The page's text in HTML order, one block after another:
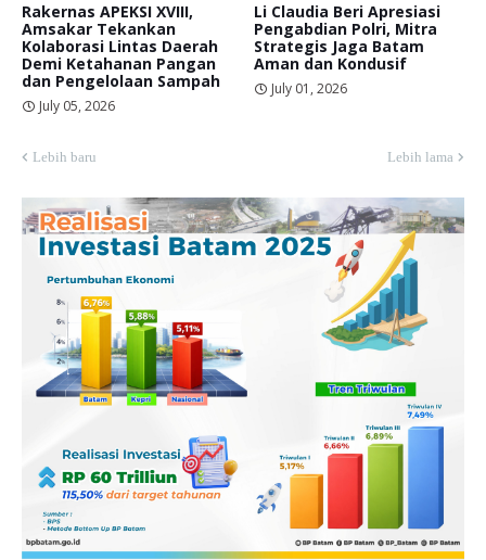
Rakernas APEKSI XVIII,
Amsakar Tekankan
Kolaborasi Lintas Daerah
Demi Ketahanan Pangan
dan Pengelolaan Sampah
July 05, 2026
Li Claudia Beri Apresiasi
Pengabdian Polri, Mitra
Strategis Jaga Batam
Aman dan Kondusif
July 01, 2026
Lebih baru Lebih lama